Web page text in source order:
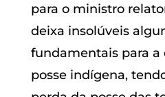
para o ministro
deixa insolúveis
fundamentais para a
posse indígena,